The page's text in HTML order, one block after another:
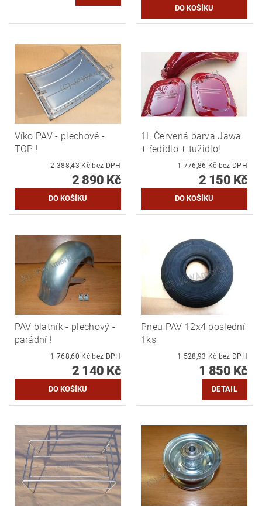
Víko PAV - plechové -
TOP !
2 388,43 Kč bez DPH
2 890 Kč
1L Červená barva Jawa
+ ředidlo + tužidlo!
1 776,86 Kč bez DPH
2 150 Kč
PAV blatník - plechový -
parádní !
1 768,60 Kč bez DPH
2 140 Kč
Pneu PAV 12x4 poslední
1ks
1 528,93 Kč bez DPH
1 850 Kč
DETAIL